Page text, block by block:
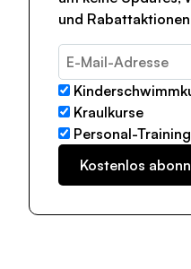
und
Kraulkurse
Personal-